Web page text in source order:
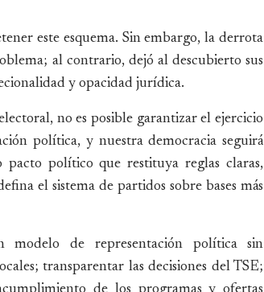
este esquema. Sin embargo, la derrota
al contrario, dejó al descubierto sus
y opacidad jurídica.
no es posible garantizar el ejercicio
política, y nuestra democracia seguirá
político que restituya reglas claras,
el sistema de partidos sobre bases más
modelo de representación política sin
transparentar las decisiones del TSE;